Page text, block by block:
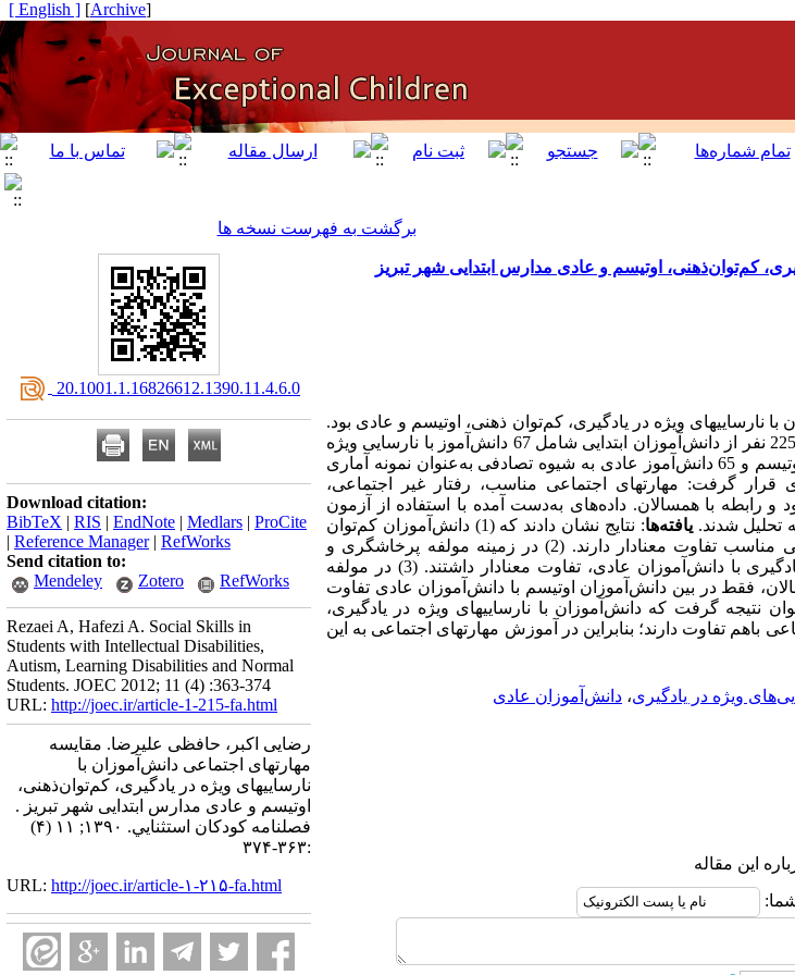
[
Archive
]
[ English ]
برگشت به فهرست نسخه ها
کم‌توان‌ذهنی، اوتیسم و عادی مدارس ابتدایی شهر تبریز
نارساییهای ویژه در یادگیری، کم‌توان ذهنی، اوتیسم و عادی بود.
: روش این پژوهش از نوع زمینه‌ای بود. در این پژوهش تعداد 225 نفر از دانش‌آموزان ابتدایی شامل 67 دانش‌آموز با نارسایی ویژه
یادگیری، 62 دانش‌آموز کم‌توان ذهنی، 30 دانش‌آموز دچار اختلال اوتیسم و 65 دانش‌آموز عادی به شیوه تصادفی به‌عنوان نمونه آماری
قرار گرفت: مهارتهای اجتماعی مناسب، رفتار غیر اجتماعی،
رابطه با همسالان. داده‌های به‌دست آمده با استفاده از آزمون
تحلیل شدند.یافته‌ها
: نتایج نشان دادند که (1) دانش‌آموزان کم‌توان
ذهنی و اوتیسم با دانش‌آموزان عادی در مولفه مهارتهای اجتماعی مناسب تفاوت معنا‌دار دارند. (2) در زمینه مولفه پرخاشگری و
رفتارهای تکانشگری فقط دانش‌آموزان دارای نارسایی ویژه در یادگیری با دانش‌آموزان عادی، تفاوت معنا‌دار داشتند. (3) در مولفه
فقط در بین دانش‌آموزان اوتیسم با دانش‌آموزان عادی تفاوت
نتیجه گرفت که دانش‌آموزان با نارساییهای ویژه در یادگیری،
تفاوت دارند؛ بنابراین در آموزش مهارتهای اجتماعی به این
ویژه در یادگیری، دانش‌آموزان عادی
این مقاله
‎ 20.1001.1.16826612.1390.11.4.6.0
Download citation:
BibTeX | RIS | EndNote | Medlars | ProCite
| Reference Manager| RefWorks
Send citation to:
Mendeley
Zotero RefWorks
Rezaei A, Hafezi A. Social Skills in
Students with Intellectual Disabilities,
Autism, Learning Disabilities and Normal
Students. JOEC 2012; 11 (4) :363-374
URL: http://joec.ir/article-1-215-fa.html
رضایی اکبر، حافظی علیرضا. مقایسه
مهارتهای اجتماعی دانش‌آموزان با
نارساییهای ویژه در یادگیری، کم‌توان‌ذهنی،
اوتیسم و عادی مدارس ابتدایی شهر تبریز .
فصلنامه كودكان استثنايي. ۱۳۹۰; ۱۱ (۴)
:۳۶۳-۳۷۴
URL: http://joec.ir/article-۱-۲۱۵-fa.html